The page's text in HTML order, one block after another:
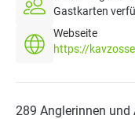
Gastkarten
Webseite
https://
289 Anglerinnen und